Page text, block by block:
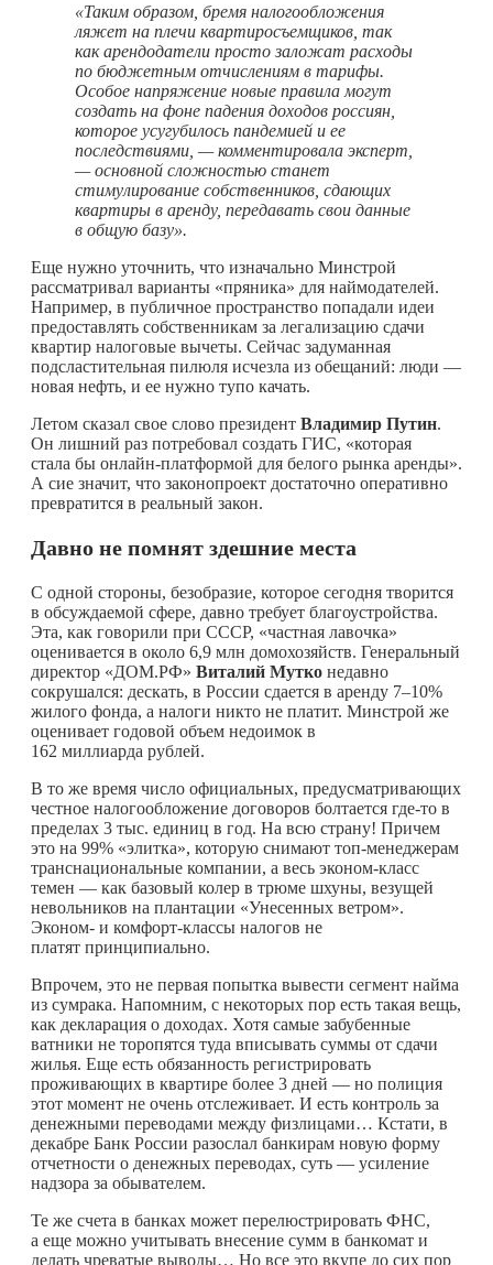
«Таким образом, бремя налогообложения
ляжет на плечи квартиросъемщиков, так
как арендодатели просто заложат расходы
по бюджетным отчислениям в тарифы.
Особое напряжение новые правила могут
создать на фоне падения доходов россиян,
которое усугубилось пандемией и ее
последствиями, — комментировала эксперт,
— основной сложностью станет
стимулирование собственников, сдающих
квартиры в аренду, передавать свои данные
в общую базу».
Еще нужно уточнить, что изначально Минстрой
рассматривал варианты «пряника» для наймодателей.
Например, в публичное пространство попадали идеи
предоставлять собственникам за легализацию сдачи
квартир налоговые вычеты. Сейчас задуманная
подсластительная пилюля исчезла из обещаний: люди —
новая нефть, и ее нужно тупо качать.
Летом сказал свое слово президент Владимир Путин.
Он лишний раз потребовал создать ГИС, «которая
стала бы онлайн-платформой для белого рынка аренды».
А сие значит, что законопроект достаточно оперативно
превратится в реальный закон.
Давно не помнят здешние места
С одной стороны, безобразие, которое сегодня творится
в обсуждаемой сфере, давно требует благоустройства.
Эта, как говорили при СССР, «частная лавочка»
оценивается в около 6,9 млн домохозяйств. Генеральный
директор «ДОМ.РФ» Виталий Мутко недавно
сокрушался: дескать, в России сдается в аренду 7–10%
жилого фонда, а налоги никто не платит. Минстрой же
оценивает годовой объем недоимок в
162 миллиарда рублей.
В то же время число официальных, предусматривающих
честное налогообложение договоров болтается где-то в
пределах 3 тыс. единиц в год. На всю страну! Причем
это на 99% «элитка», которую снимают топ-менеджерам
транснациональные компании, а весь эконом-класс
темен — как базовый колер в трюме шхуны, везущей
невольников на плантации «Унесенных ветром».
Эконом- и комфорт-классы налогов не
платят принципиально.
Впрочем, это не первая попытка вывести сегмент найма
из сумрака. Напомним, с некоторых пор есть такая вещь,
как декларация о доходах. Хотя самые забубенные
ватники не торопятся туда вписывать суммы от сдачи
жилья. Еще есть обязанность регистрировать
проживающих в квартире более 3 дней — но полиция
этот момент не очень отслеживает. И есть контроль за
денежными переводами между физлицами… Кстати, в
декабре Банк России разослал банкирам новую форму
отчетности о денежных переводах, суть — усиление
надзора за обывателем.
Те же счета в банках может перелюстрировать ФНС,
а еще можно учитывать внесение сумм в банкомат и
делать чреватые выводы… Но все это вкупе до сих пор